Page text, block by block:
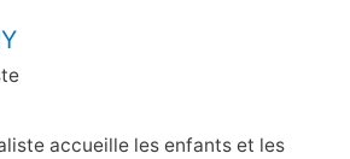
accueille les enfants et les